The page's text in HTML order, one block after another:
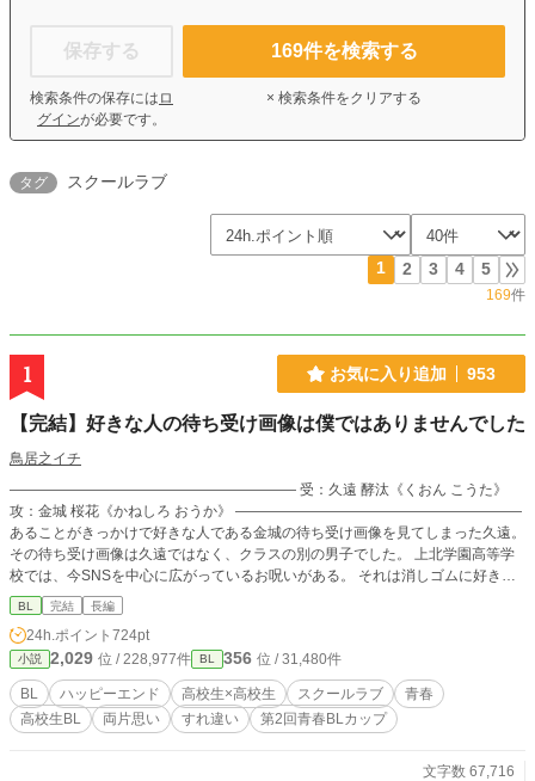
保存する
検索条件の保存には ロ
グインが必要です。
169件を検索する
× 検索条件をクリアする
タグ スクールラブ
1 2 3 4 5
169件
1 お気に入り追加 953
【完結】好きな人の待ち受け画像は僕ではありませんでした
鳥居之イチ
———————————————————— 受：久遠 酵汰《くおん こうた》
攻：金城 桜花《かねしろ おうか》 ————————————————————
あることがきっかけで好きな人である金城の待ち受け画像を見てしまった久遠。
その待ち受け画像は久遠ではなく、クラスの別の男子でした。 上北学園高等学
校では、今SNSを中心に広がっているお呪いがある。 それは消しゴムに好きな
人の前を書いて、使い切ると両想いになれるというお呪いの現代版。 お呪いの
ルールはたったの二つ。 ■待ち受けを好きな人の写真にして3ヶ月間好きな人
にそのことをバレてはいけないこと。 ■待ち受けにする写真は自分しか持って
いない写真であること。 つまりそれは、金城は久遠ではなく、そのクラスの別
の男子のことが好きであることを意味していた。 久遠は落ち込むも、金城のた
めにできることを考えた結果、 金城が金城の待ち受けと付き合えるように、協
力を持ちかけることになるが… ———————————————————— こ
BL 完結 長編
24h.ポイント 724pt
小説 2,029 位 / 228,977件 BL 356 位 / 31,480件
BL ハッピーエンド 高校生×高校生 スクールラブ
青春
高校生BL
両片思い すれ違い 第2回青春BLカップ
文字数 67,716